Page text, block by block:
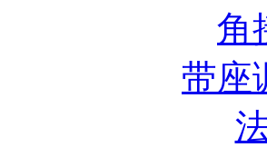
角
带座